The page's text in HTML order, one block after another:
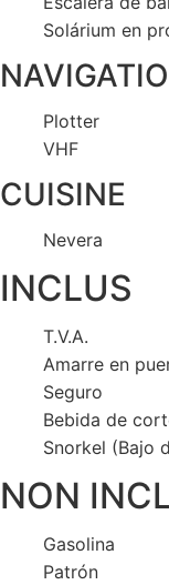
Solárium en
Plotter
VHF
CUISINE
Nevera
INCLUS
T.V.A.
Amarre en
Seguro
Bebida de
Snorkel (Bajo
NON
Gasolina
Patrón